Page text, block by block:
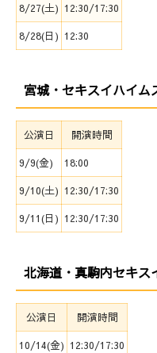
8/27(土) 12:30/17:30
8/28(日) 12:30
宮城・セキスイハイム
公演日 開演時間
9/9(金) 18:00
9/10(土) 12:30/17:30
9/11(日) 12:30/17:30
北海道・真駒内セキス
公演日 開演時間
10/14(金) 12:30/17:30